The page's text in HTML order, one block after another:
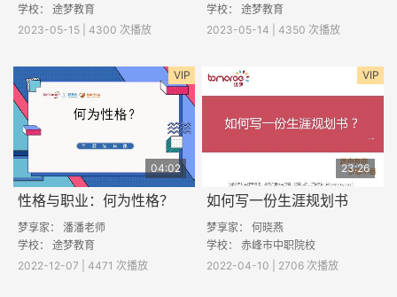
学校： 途梦教育
2023-05-15 | 4300 次播放
学校： 途梦教育
2023-05-14 | 4350 次播放
VIP
04:02
性格与职业：何为性格？
梦享家： 潘潘老师
学校： 途梦教育
2022-12-07 | 4471 次播放
VIP
23:26
如何写一份生涯规划书
梦享家： 何晓燕
学校： 赤峰市中职院校
2022-04-10 | 2706 次播放